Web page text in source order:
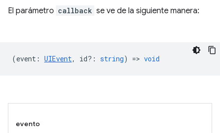
El parámetro callback se ve de la siguiente manera:
(event : UIEvent, id? : string) => void
evento